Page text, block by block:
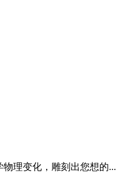
理变化，雕刻出您想的...